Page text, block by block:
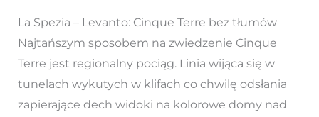
La Spezia – Levanto: Cinque Terre bez tłumów
Najtańszym sposobem na zwiedzenie Cinque
Terre jest regionalny pociąg. Linia wijąca się w
tunelach wykutych w klifach co chwilę odsłania
zapierające dech widoki na kolorowe domy nad